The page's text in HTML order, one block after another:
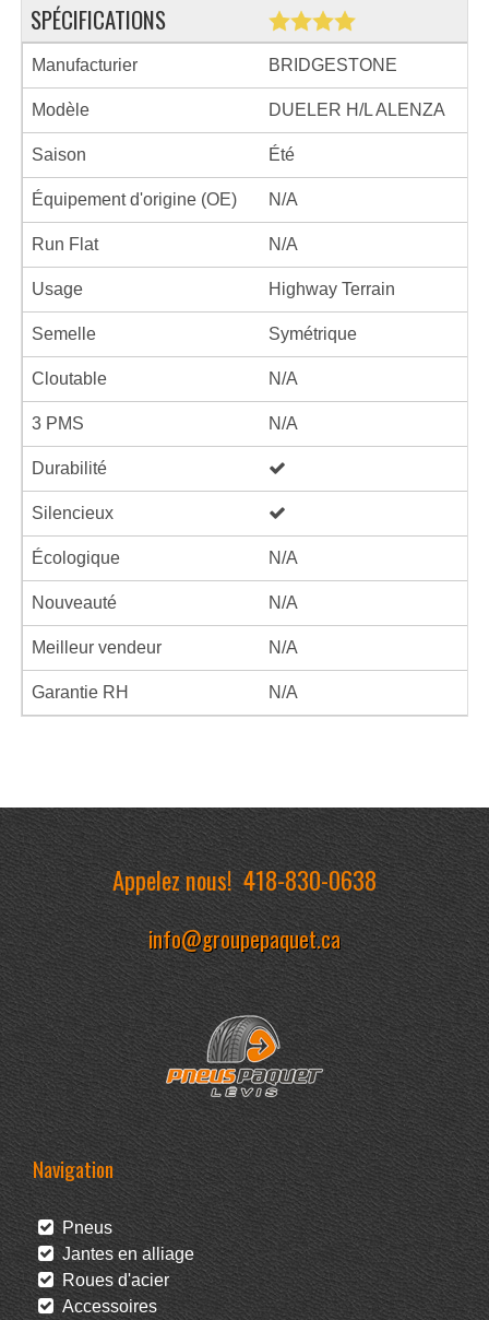
SPÉCIFICATIONS
Manufacturier BRIDGESTONE
Modèle DUELER H/L ALENZA
Saison Été
Équipement d'origine (OE) N/A
Run Flat N/A
Usage Highway Terrain
Semelle Symétrique
Cloutable N/A
3 PMS N/A
Durabilité
Silencieux
Écologique N/A
Nouveauté N/A
Meilleur vendeur N/A
Garantie RH N/A
Appelez nous!418-830-0638
info@groupepaquet.ca
Navigation
Pneus
Jantes en alliage
Roues d'acier
Accessoires